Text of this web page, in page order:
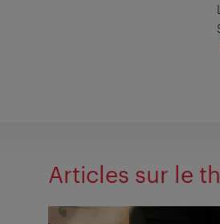
Articles sur le